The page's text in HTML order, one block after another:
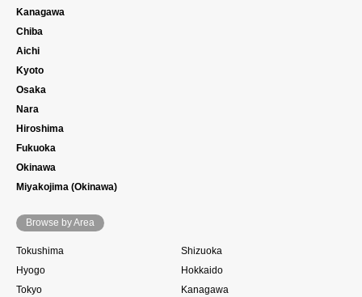
Kanagawa
Chiba
Aichi
Kyoto
Osaka
Nara
Hiroshima
Fukuoka
Okinawa
Miyakojima (Okinawa)
Browse by Area
Tokushima
Shizuoka
Hyogo
Hokkaido
Tokyo
Kanagawa